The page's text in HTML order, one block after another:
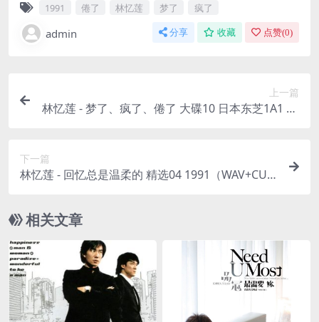
1991 倦了 林忆莲 梦了 疯了
admin 分享 收藏 点赞(0)
上一篇
林忆莲 - 梦了、疯了、倦了 大碟10 日本东芝1A1 19
下一篇
林忆莲 - 回忆总是温柔的 精选04 1991（WAV+CUE/
相关文章